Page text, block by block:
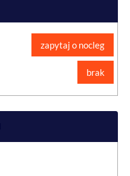
zapytaj o nocleg
brak